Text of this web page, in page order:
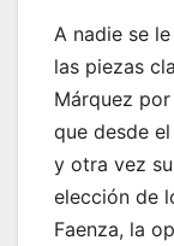
A nadie se
las piezas
Márquez
que desde
y otra vez
elección de
Faenza, la